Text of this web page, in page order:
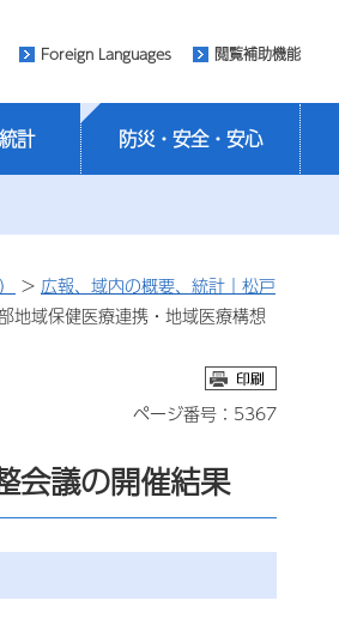
Foreign Languages 閲覧補助機能
計 防災・安全・安心
> 広報、域内の概要、統計｜松戸
域保健医療連携・地域医療構想
ページ番号：5367
会議の開催結果